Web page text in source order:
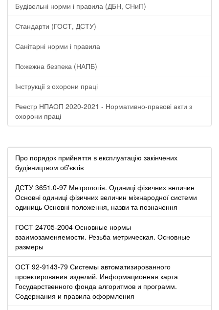
Будівельні норми і правила (ДБН, СНиП)
Стандарти (ГОСТ, ДСТУ)
Санітарні норми і правила
Пожежна безпека (НАПБ)
Інструкції з охорони праці
Реестр НПАОП 2020-2021 - Нормативно-правові акти з
охорони праці
Про порядок прийняття в експлуатацію закінчених
будівництвом об'єктів
ДСТУ 3651.0-97 Метрологія. Одиниці фізичних величин
Основні одиниці фізичних величин міжнародної системи
одиниць Основні положення, назви та позначення
ГОСТ 24705-2004 Основные нормы
взаимозаменяемости. Резьба метрическая. Основные
размеры
ОСТ 92-9143-79 Системы автоматизированного
проектирования изделий. Информационная карта
Государственного фонда алгоритмов и программ.
Содержания и правила оформления